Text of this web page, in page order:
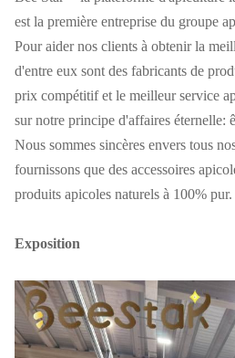
est la première entreprise du groupe
Pour aider nos clients à obtenir la
d'entre eux sont des fabricants de
prix compétitif et le meilleur service
sur notre principe d'affaires éternelle:
Nous sommes sincères envers tous
fournissons que des accessoires
produits apicoles naturels à 100% pur.
Exposition